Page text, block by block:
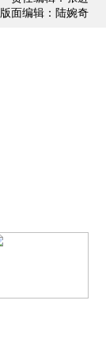
版面编辑：陆婉奇